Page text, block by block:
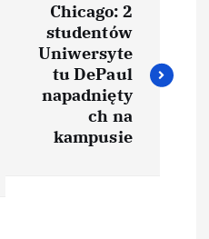
Chicago: 2
studentów
Uniwersyte
tu DePaul
napadnięty
ch na
kampusie